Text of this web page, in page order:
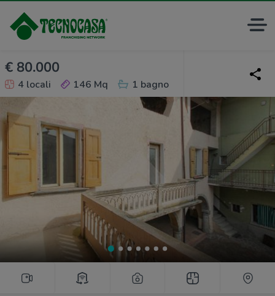
€ 80.000
4 locali 146 Mq 1 bagno